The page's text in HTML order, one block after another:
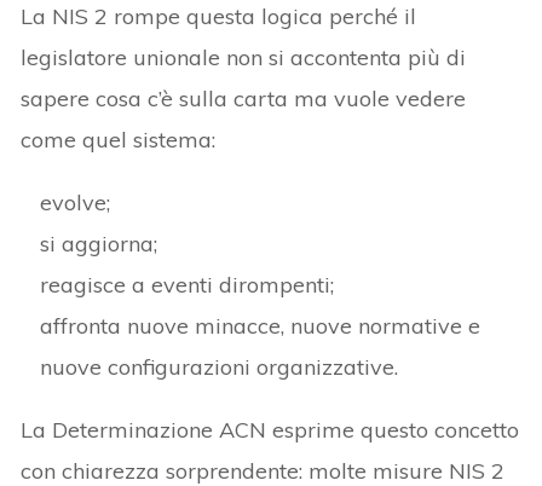
La NIS 2 rompe questa logica perché il
legislatore unionale non si accontenta più di
sapere cosa c’è sulla carta ma vuole vedere
come quel sistema:
evolve;
si aggiorna;
reagisce a eventi dirompenti;
affronta nuove minacce, nuove normative e
nuove configurazioni organizzative.
La Determinazione ACN esprime questo concetto
con chiarezza sorprendente: molte misure NIS 2